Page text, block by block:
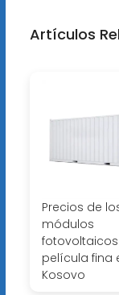
Artículos
Precios de
módulos
película fina
Kosovo